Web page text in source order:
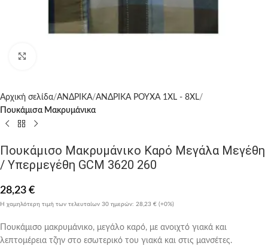
Αρχική σελίδα ΑΝΔΡΙΚΑ ΑΝΔΡΙΚΑ ΡΟΥΧΑ 1XL - 8XL
Πουκάμισα Μακρυμάνικα
Πουκάμισο Μακρυμάνικο Καρό Μεγάλα Μεγέθη
/ Υπερμεγέθη GCM 3620 260
28,23 €
Η χαμηλότερη τιμή των τελευταίων 30 ημερών: 28,23 € (+0%)
Πουκάμισο μακρυμάνικο, μεγάλο καρό, με ανοιχτό γιακά και
λεπτομέρεια τζην στο εσωτερικό του γιακά και στις μανσέτες.